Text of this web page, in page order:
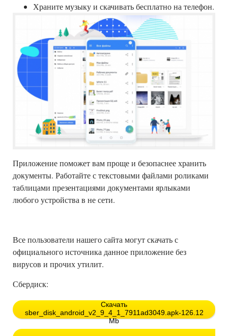
Храните музыку и скачивать бесплатно на телефон.
Приложение поможет вам проще и безопаснее хранить
документы. Работайте с текстовыми файлами роликами
таблицами презентациями документами ярлыками
любого устройства в не сети.
Все пользователи нашего сайта могут скачать с
официального источника данное приложение без
вирусов и прочих утилит.
Сбердиск:
Скачать
sber_disk_android_v2_9_4_1_7911ad3049.apk-126.12
Mb